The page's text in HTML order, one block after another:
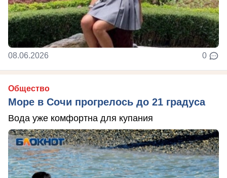
08.06.2026 0
Общество
Море в Сочи прогрелось до 21 градуса
Вода уже комфортна для купания